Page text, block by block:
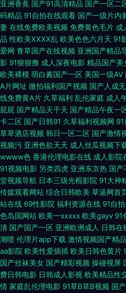
系列 影音AV无码资源 91传媒入口 91在线
第一导航福利国产 国精品123 黄色免费网
欧美变态性爱 日韩伦理在线视频 天堂社一
视频 wwwAV串色 超碰人人在线观看 国产
精东视频 狼友视频网 老湿影院V48 欧美日
爱网 91豆花在线 91做爱免费视频 av午夜
娘 九九黄色片性爱 玖玖第一页 欧美透明视
影院成人在线 91白虎丝袜萝莉 亚州色图
网站视频播放 超碰在线观看99 福利影院
免费三级美女电影 欧美人妖网址 日本黄色
洲网站 蜜桃视频网 欧洲精品永久入口 91
网A片 韩日无码 九一香蕉视频污 午夜香蕉
亚洲香蕉 国产91高清精品 国产一区二
码精品 91自拍在线观看 国产一级片内
妻 在线免费欧美视频 免费黄色毛片 成
品 性欧美ⅩⅩⅩⅩ乱 欧美色色六月天 91
爱网 青草国产在线视频 亚洲国产精品
影 91狠狠撸 成人深夜电影 精品国产美
欧美裸模 萌白酱国产一区 美国一级AV
A片网址 微拍福利国产视频 国产人成
线免费黄A片 久草福利 乱伦家庭 成人
屁屁 国产精品天干天 国产精品午夜一
卡二区 国产日韩91 久草福利视频网
草草酒店视频 韩日一区二区 国产激情
视频污 亚洲色欲天天 成人丝瓜视频下
wwww色 香港伦理电影在线 成人影院
91视频电影 另类四虎 亚洲东京热 国产
堂视频导航 日本三级光棍影院 91大神
传媒观看网站 综合日韩欧美 草逼网首
站在线 69性影院 福利资源在线 91自
色岛国网站 欧美一xxxxx 欧美gayv 91
清 国产国产一区 亚洲欧洲成人 日韩在
潮喷 伦理片app下载 激情视频国产精品
aa影院 欧美性爱插插 欧美日韩色黄片
国产丝袜美女 国产精彩视频 操碰视屏
费日韩电影 日韩成人影视 欧美精品性
情 家庭乱伦理电影 91草B草B视频 国